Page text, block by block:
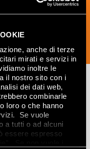
anche di terze
mirati e servizi in
inoltre le
il nostro sito con i
dei dati web,
combinarle
loro o che hanno
Se vuole
a tutti o ad alcuni
essere espresso